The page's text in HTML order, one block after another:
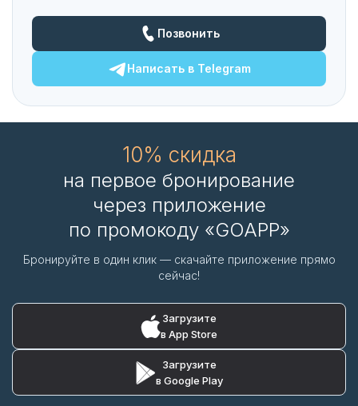
Позвонить
Написать вTelegram
10% скидка
на первое бронирование
через приложение
по промокоду «GOAPP»
Бронируйте в один клик — скачайте приложение прямо
сейчас!
Загрузите
в App Store
Загрузите
в Google Play